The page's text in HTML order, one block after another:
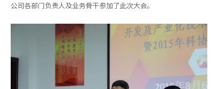
公司各部门负责人及业务骨干参加了此次大会。